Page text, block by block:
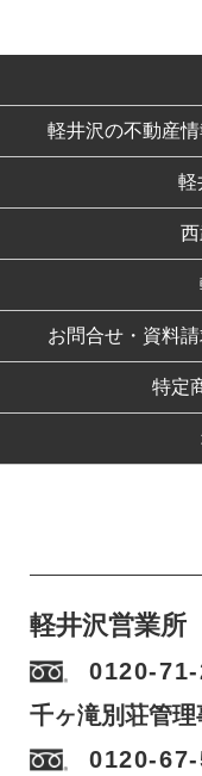
軽井沢の不動産情
軽
お問合せ・資料
特定
軽井沢営業所
0120-
千ヶ滝別荘管理
0120-